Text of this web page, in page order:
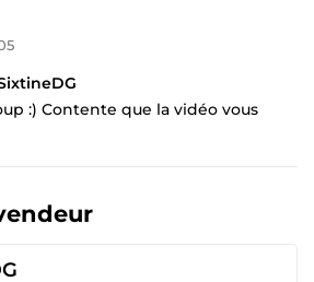
:) Contente que la vidéo vous